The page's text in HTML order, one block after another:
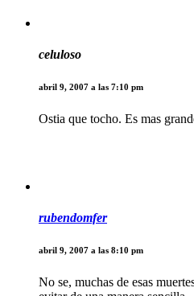
celuloso
abril 9, 2007 a las 7:10 pm
Ostia que tocho. Es mas
rubendomfer
abril 9, 2007 a las 8:10 pm
No se, muchas de esas